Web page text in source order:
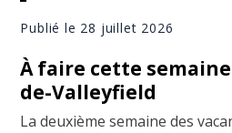
Publié le 28 juillet 2026
À faire cette
de-Valleyfield
La deuxième semaine des